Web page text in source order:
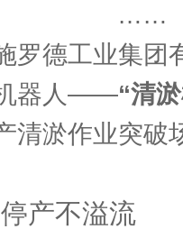
……
罗德工业集团
器人——“清
清淤作业突破
产不溢流